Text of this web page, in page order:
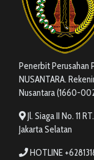
Penerbit Perusahan
NUSANTARA.
Nusantara (1660-
Jl. Siaga II No. 11
Jakarta Selatan
HOTLINE